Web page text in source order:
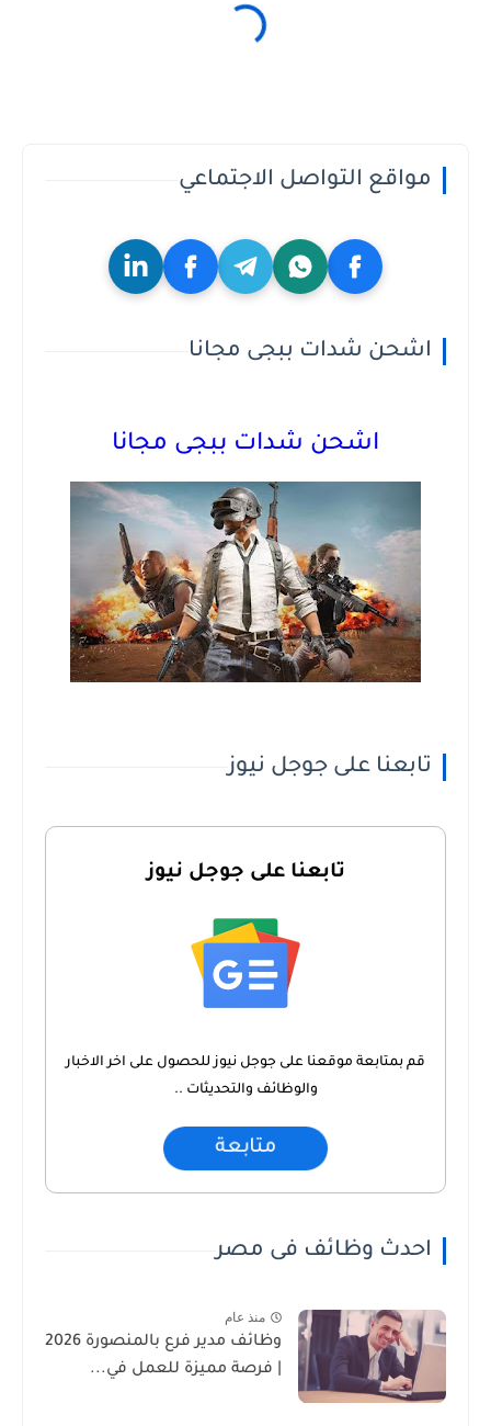
مواقع التواصل الاجتماعي
اشحن شدات ببجى مجانا
اشحن شدات ببجى مجانا
تابعنا على جوجل نيوز
تابعنا على جوجل نيوز
قم بمتابعة موقعنا على جوجل نيوز للحصول على اخر الاخبار
والوظائف والتحديثات ..
متابعة
احدث وظائف فى مصر
منذ عام
وظائف مدير فرع بالمنصورة 2026
| فرصة مميزة للعمل في...